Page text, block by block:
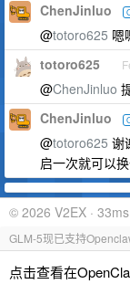
ChenJinluo
@totoro625 嗯
totoro625
@ChenJinluo
ChenJinluo
@totoro625 谢
启一次就可以
© 2026 V2EX ·
GLM-5现已支持
点击查看在